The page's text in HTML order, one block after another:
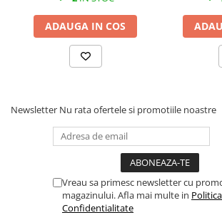
ADAUGA IN COS
Newsletter Nu rata ofertele si promotiile noastre
Vreau sa primesc newsletter cu
magazinului. Afla mai multe in
Confidentialitate